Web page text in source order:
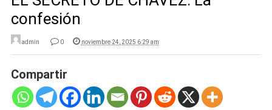
confesión
admin 0 noviembre 24, 2025 6:29 am
Compartir